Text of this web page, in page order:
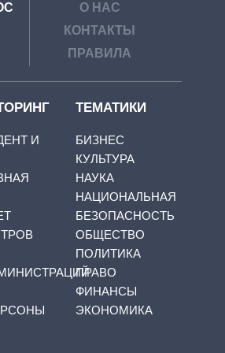
О НАС
КОНТАКТЫ
ПРАВИЛА
И
ТЕМАТИКИ
БИЗНЕС
КУЛЬТУРА
НАУКА
НАЦИОНАЛЬНАЯ
БЕЗОПАСНОСТЬ
ОБЩЕСТВО
ПОЛИТИКА
ПРАВО
ФИНАНСЫ
ЭКОНОМИКА